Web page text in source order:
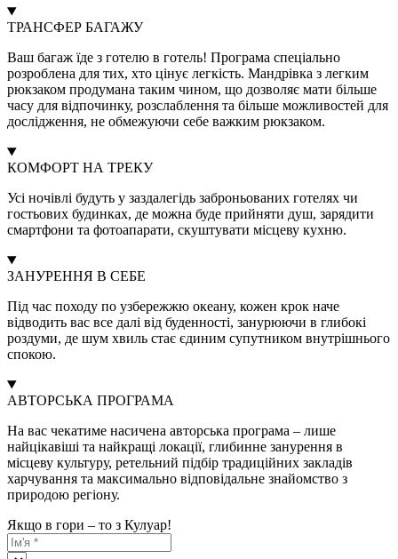
ТРАНСФЕР БАГАЖУ
Ваш багаж їде з готелю в готель! Програма спеціально
розроблена для тих, хто цінує легкість. Мандрівка з легким
рюкзаком продумана таким чином, що дозволяє мати більше
часу для відпочинку, розслаблення та більше можливостей для
дослідження, не обмежуючи себе важким рюкзаком.
КОМФОРТ НА ТРЕКУ
Усі ночівлі будуть у заздалегідь заброньованих готелях чи
гостьових будинках, де можна буде прийняти душ, зарядити
смартфони та фотоапарати, скуштувати місцеву кухню.
ЗАНУРЕННЯ В СЕБЕ
Під час походу по узбережжю океану, кожен крок наче
відводить вас все далі від буденності, занурюючи в глибокі
роздуми, де шум хвиль стає єдиним супутником внутрішнього
спокою.
АВТОРСЬКА ПРОГРАМА
На вас чекатиме насичена авторська програма – лише
найцікавіші та найкращі локації, глибинне занурення в
місцеву культуру, ретельний підбір традиційних закладів
харчування та максимально відповідальне знайомство з
природою регіону.
Якщо в гори – то з Кулуар!